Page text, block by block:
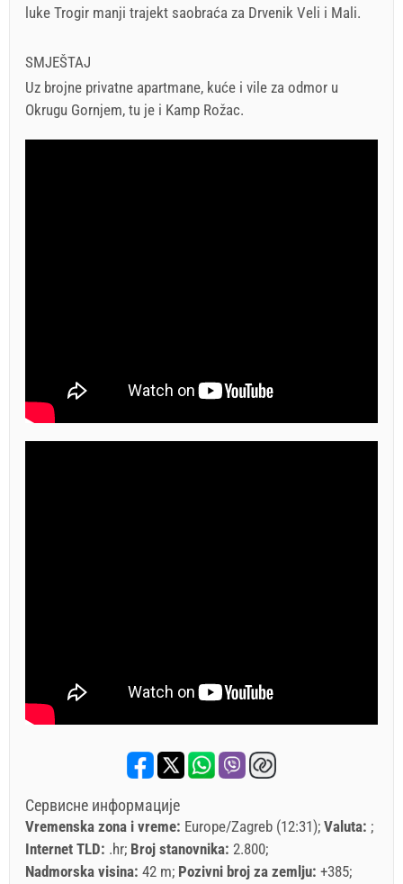
luke Trogir manji trajekt saobraća za Drvenik Veli i Mali.
SMJEŠTAJ
Uz brojne privatne apartmane, kuće i vile za odmor u
Okrugu Gornjem, tu je i Kamp Rožac.
Сервисне информације
Vremenska zona i vreme: Europe/Zagreb (12:31) Valuta:
Internet TLD: .hr Broj stanovnika: 2.800
Nadmorska visina: 42 m Pozivni broj za zemlju: +385